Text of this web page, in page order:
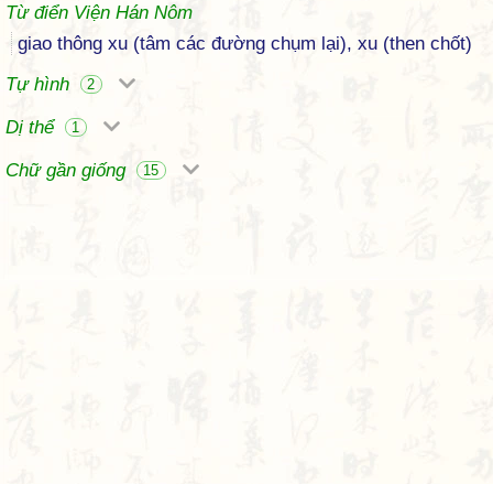
Từ điển Viện Hán Nôm
giao thông xu (tâm các đường chụm lại), xu (then chốt)
Tự hình
2
Dị thể 1
Chữ gần giống 15